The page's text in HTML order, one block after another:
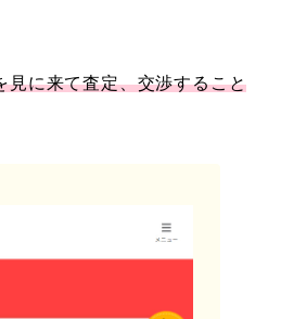
見に来て査定、交渉すること